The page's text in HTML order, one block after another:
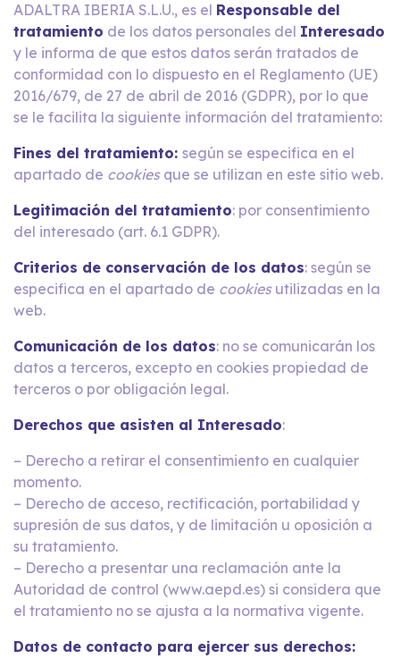
ADALTRA IBERIA S.L.U., es el Responsable del
tratamiento de los datos personales del Interesado
y le informa de que estos datos serán tratados de
conformidad con lo dispuesto en el Reglamento (UE)
2016/679, de 27 de abril de 2016 (GDPR), por lo que
se le facilita la siguiente información del tratamiento:
Fines del tratamiento: según se especifica en el
apartado de cookies que se utilizan en este sitio web.
Legitimación del tratamiento: por consentimiento
del interesado (art. 6.1 GDPR).
Criterios de conservación de los datos: según se
especifica en el apartado de cookies utilizadas en la
web.
Comunicación de los datos: no se comunicarán los
datos a terceros, excepto en cookies propiedad de
terceros o por obligación legal.
Derechos que asisten al Interesado:
– Derecho a retirar el consentimiento en cualquier
momento.
– Derecho de acceso, rectificación, portabilidad y
supresión de sus datos, y de limitación u oposición a
su tratamiento.
– Derecho a presentar una reclamación ante la
Autoridad de control (www.aepd.es) si considera que
el tratamiento no se ajusta a la normativa vigente.
Datos de contacto para ejercer sus derechos: